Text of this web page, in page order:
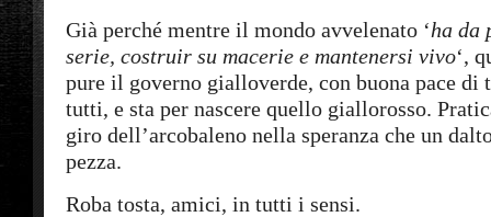
Già perché mentre il mondo avvelenato ‘ha da
serie, costruir su macerie e mantenersi vivo‘,
pure il governo gialloverde, con buona pace di
tutti, e sta per nascere quello giallorosso.
giro dell’arcobaleno nella speranza che un
pezza.
Roba tosta, amici, in tutti i sensi.